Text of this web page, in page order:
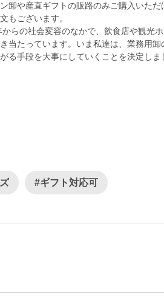
卸や産直ギフトの販路のみご購入いた
もございます。
からの社会変容のなかで、飲食店や観光
当たっています。いま私達は、業務用
る手段を大事にしていくことを決定し
#ギフト対応可